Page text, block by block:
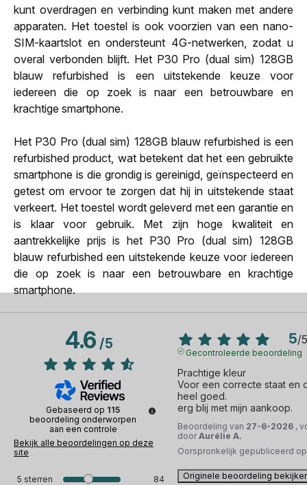
kunt overdragen en verbinding kunt maken met andere
apparaten. Het toestel is ook voorzien van een nano-
SIM-kaartslot en ondersteunt 4G-netwerken, zodat u
overal verbonden blijft. Het P30 Pro (dual sim) 128GB
blauw refurbished is een uitstekende keuze voor
iedereen die op zoek is naar een betrouwbare en
krachtige smartphone.
Het P30 Pro (dual sim) 128GB blauw refurbished is een
refurbished product, wat betekent dat het een gebruikte
smartphone is die grondig is gereinigd, geïnspecteerd en
getest om ervoor te zorgen dat hij in uitstekende staat
verkeert. Het toestel wordt geleverd met een garantie en
is klaar voor gebruik. Met zijn hoge kwaliteit en
aantrekkelijke prijs is het P30 Pro (dual sim) 128GB
blauw refurbished een uitstekende keuze voor iedereen
die op zoek is naar een betrouwbare en krachtige
smartphone.
4.6/5
Gebaseerd op 115
beoordeling onderworpen
aan een controle
Bekijk alle beoordelingen op deze
site
5 sterren
84
5/5
Gecontroleerde beoordeling
Prachtige kleur
Voor een correcte staat en
heel goed.
erg blij met mijn aankoop.
Beoordeling van 27-6-2026 ,
door Aurélie A.
Oorspronkelijk gepubliceerd
Originele beoordeling